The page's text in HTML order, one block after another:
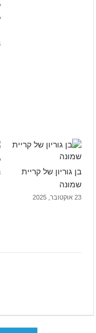
בן גוריון של קריית
שמונה
23 אוקטובר, 2025